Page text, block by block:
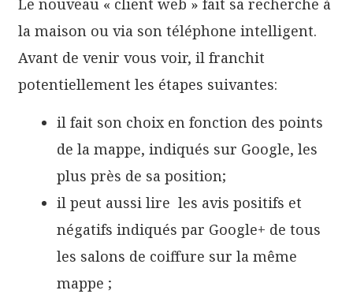
la maison ou via son téléphone intelligent.
Avant de venir vous voir, il franchit
potentiellement les étapes suivantes:
il fait son choix en fonction des points
de la mappe, indiqués sur Google, les
plus près de sa position;
il peut aussi lire les avis positifs et
négatifs indiqués par Google+ de tous
les salons de coiffure sur la même
mappe ;